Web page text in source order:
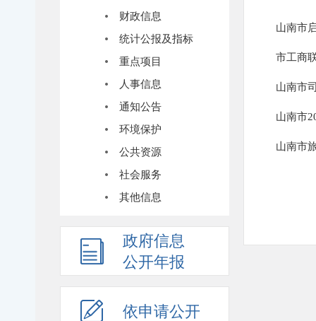
财政信息
统计公报及指标
重点项目
人事信息
通知公告
环境保护
公共资源
社会服务
其他信息
政府信息
公开年报
依申请公开
山南市
市工商
山南市
山南市